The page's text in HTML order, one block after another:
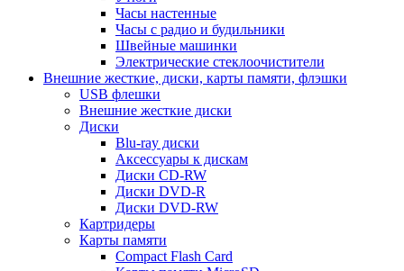
Часы настенные
Часы с радио и будильники
Швейные машинки
Электрические стеклоочистители
Внешние жесткие, диски, карты памяти, флэшки
USB флешки
Внешние жесткие диски
Диски
Blu-ray диски
Аксессуары к дискам
Диски CD-RW
Диски DVD-R
Диски DVD-RW
Картридеры
Карты памяти
Compact Flash Card